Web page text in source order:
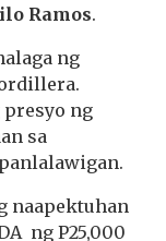
Ramos.
ng
presyo ng
sa
naapektuhan
ng P25,000